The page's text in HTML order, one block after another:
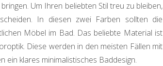
Um Ihren beliebten Stil treu zu bleiben,
In diesen zwei Farben sollten die
Möbel im Bad. Das beliebte Material ist
Diese werden in den meisten Fällen mit
ein klares minimalistisches Baddesign.